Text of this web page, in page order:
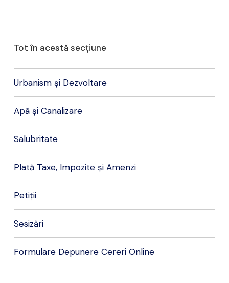
Tot în acestă secțiune
Urbanism și Dezvoltare
Apă și Canalizare
Salubritate
Plată Taxe, Impozite și Amenzi
Petiții
Sesizări
Formulare Depunere Cereri Online